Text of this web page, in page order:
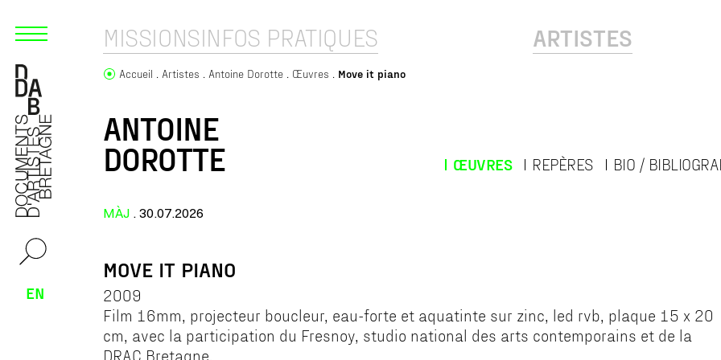
EN
MISSIONSINFOS PRATIQUES ARTISTES
Accueil Artistes Antoine Dorotte Œuvres Move it piano
ANTOINE
DOROTTE ŒUVRES REPÈRES BIO /
MÀJ . 30.07.2026
MOVE IT PIANO
2009
Film 16mm, projecteur boucleur, eau-forte et aquatinte sur zinc, led rvb, plaque 15 x 20
cm, avec la participation du Fresnoy, studio national des arts contemporains et de la
DRAC Bretagne.